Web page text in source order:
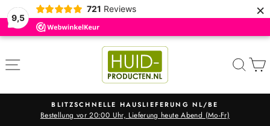
9,5
721 Reviews ×
Direkt
Inhalt
SEITENNAVIGATION
Pause
BLITZSCHNELLE HAUSLIEFERUNG NL/BE
Bestellung vor 20:00 Uhr, Lieferung heute Abend (Mo-Fr)